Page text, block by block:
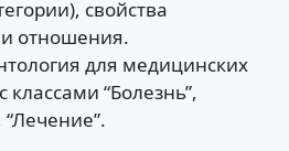
свойства
отношения.
для медицинских
классами “Болезнь”,